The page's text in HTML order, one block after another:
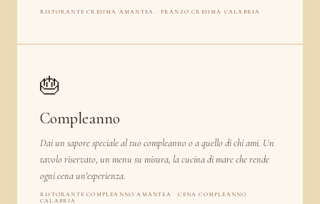
RISTORANTE CRESIMA AMANTEA · PRANZO CRESIMA CALABRIA
🎂
Compleanno
Dai un sapore speciale al tuo compleanno o a quello di chi ami. Un
tavolo riservato, un menu su misura, la cucina di mare che rende
ogni cena un'esperienza.
RISTORANTE COMPLEANNO AMANTEA · CENA COMPLEANNO
CALABRIA